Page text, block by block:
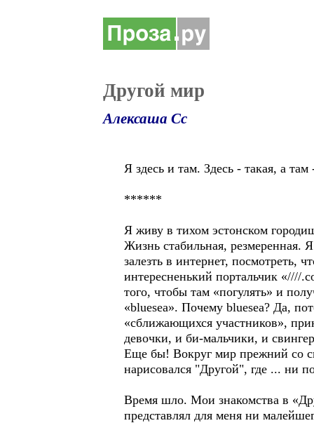
Другой мир
Алексаша Сс
Я здесь и там. Здесь - такая, а
******
Я живу в тихом эстонском
Жизнь стабильная, резмеренная.
залезть в интернет, посмотреть,
интересненький портальчик «////
того, чтобы там «погулять» и
«bluesea». Почему bluesea? Да,
«сближающихся участников»,
девочки, и би-мальчики, и
Еще бы! Вокруг мир прежний со
нарисовался "Другой", где ... ни
Время шло. Мои знакомства в
представлял для меня ни